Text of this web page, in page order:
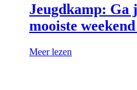
Jeugdkamp: Ga
mooiste
Meer lezen